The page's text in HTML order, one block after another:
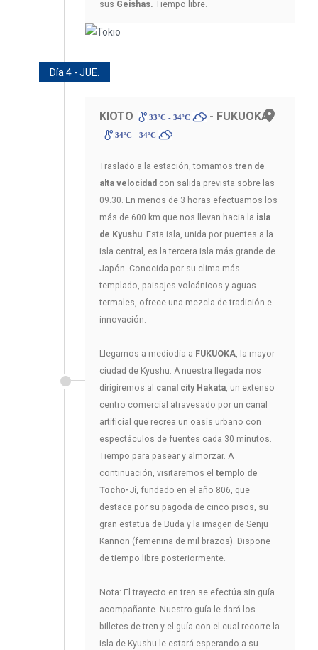
sus Geishas. Tiempo libre.
Día 4 - JUE.
KIOTO 33ºC - 34ºC - FUKUOKA
34ºC - 34ºC
Traslado a la estación, tomamos tren de
alta velocidad con salida prevista sobre las
09.30. En menos de 3 horas efectuamos los
más de 600 km que nos llevan hacia la isla
de Kyushu. Esta isla, unida por puentes a la
isla central, es la tercera isla más grande de
Japón. Conocida por su clima más
templado, paisajes volcánicos y aguas
termales, ofrece una mezcla de tradición e
innovación.
Llegamos a mediodía a FUKUOKA, la mayor
ciudad de Kyushu. A nuestra llegada nos
dirigiremos al canal city Hakata, un extenso
centro comercial atravesado por un canal
artificial que recrea un oasis urbano con
espectáculos de fuentes cada 30 minutos.
Tiempo para pasear y almorzar. A
continuación, visitaremos el templo de
Tocho-Ji, fundado en el año 806, que
destaca por su pagoda de cinco pisos, su
gran estatua de Buda y la imagen de Senju
Kannon (femenina de mil brazos). Dispone
de tiempo libre posteriormente.
Nota: El trayecto en tren se efectúa sin guía
acompañante. Nuestro guía le dará los
billetes de tren y el guía con el cual recorre la
isla de Kyushu le estará esperando a su